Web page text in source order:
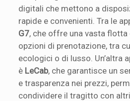
digitali che mettono a
rapide e convenienti. Tra le
G7, che offre una vasta
opzioni di prenotazione, tra
ecologici o di lusso. Un’altra
è LeCab, che garantisce un
e trasparenza nei prezzi,
condividere il tragitto con